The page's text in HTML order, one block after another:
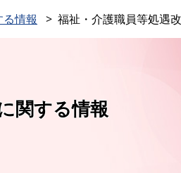
情報 福祉・介護職員等処遇
関する情報